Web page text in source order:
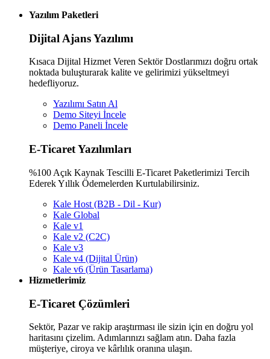
Yazılım Paketleri
Dijital Ajans Yazılımı
Kısaca Dijital Hizmet Veren Sektör Dostlarımızı doğru ortak
noktada buluşturarak kalite ve gelirimizi yükseltmeyi
hedefliyoruz.
Yazılımı Satın Al
Demo Siteyi İncele
Demo Paneli İncele
E-Ticaret Yazılımları
%100 Açık Kaynak Tescilli E-Ticaret Paketlerimizi Tercih
Ederek Yıllık Ödemelerden Kurtulabilirsiniz.
Kale Host (B2B - Dil - Kur)
Kale Global
Kale v1
Kale v2 (C2C)
Kale v3
Kale v4 (Dijital Ürün)
Kale v6 (Ürün Tasarlama)
Hizmetlerimiz
E-Ticaret Çözümleri
Sektör, Pazar ve rakip araştırması ile sizin için en doğru yol
haritasını çizelim. Adımlarınızı sağlam atın. Daha fazla
müşteriye, ciroya ve kârlılık oranına ulaşın.